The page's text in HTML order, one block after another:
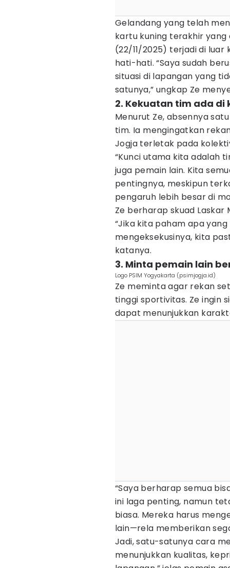
Gelandang yang telah
kartu kuning terakhir
(22/11/2025) terjadi di luar
hati-hati. “Saya sudah
situasi di lapangan yang
satunya,” ungkap Ze
2. Kekuatan tim ada di
Menurut Ze, absennya
tim. Ia mengingatkan
Jogja terletak pada
“Kunci utama kita adalah
juga pemain lain. Kita
pentingnya, meskipun
pengaruh lebih besar di
Ze berharap skuad
“Jika kita paham apa
mengeksekusinya, kita
katanya.
3. Minta pemain lain
Logo PSIM Yogyakarta (psimjogja.id)
Ze meminta agar rekan
tinggi sportivitas. Ze ingin
dapat menunjukkan
“Saya berharap semua
ini laga penting, namun
biasa. Mereka harus
lain—rela memberikan
Jadi, satu-satunya cara
menunjukkan kualitas,